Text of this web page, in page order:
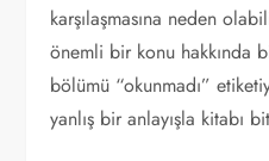
karşılaşmasına neden
önemli bir konu hakkında
bölümü “okunmadı”
yanlış bir anlayışla kitabı